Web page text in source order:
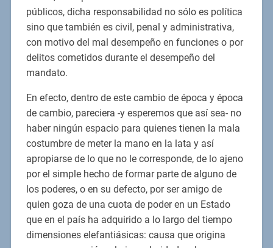
públicos, dicha responsabilidad no sólo es política
sino que también es civil, penal y administrativa,
con motivo del mal desempeño en funciones o por
delitos cometidos durante el desempeño del
mandato.
En efecto, dentro de este cambio de época y época
de cambio, pareciera -y esperemos que así sea- no
haber ningún espacio para quienes tienen la mala
costumbre de meter la mano en la lata y así
apropiarse de lo que no le corresponde, de lo ajeno
por el simple hecho de formar parte de alguno de
los poderes, o en su defecto, por ser amigo de
quien goza de una cuota de poder en un Estado
que en el país ha adquirido a lo largo del tiempo
dimensiones elefantiásicas: causa que origina